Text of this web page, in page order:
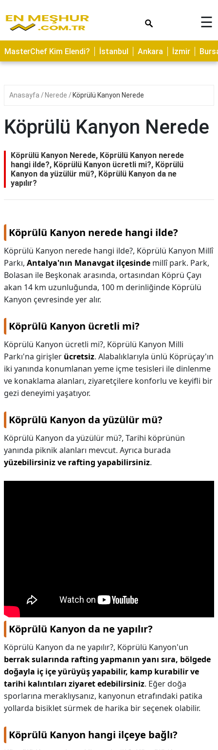
ASTROLOJİ
SAĞLIK
YERLER
NEDİR
KAMP
ALANLARI
KAPLICALAR
İLETİŞİM
☰
MasterChef Kim Elendi? İstanbul Ankara İzmir
Anasayfa Nerede Köprülü Kanyon Nerede
Köprülü Kanyon Nerede
Köprülü Kanyon Nerede, Köprülü Kanyon nerede
hangi ilde?, Köprülü Kanyon ücretli mi?, Köprülü
Kanyon da yüzülür mü?, Köprülü Kanyon da ne
yapılır?
Köprülü Kanyon nerede hangi ilde?
Köprülü Kanyon nerede hangi ilde?, Köprülü Kanyon Millî
Parkı, Antalya'nın Manavgat ilçesinde millî park. Park,
Bolasan ile Beşkonak arasında, ortasından Köprü Çayı
akan 14 km uzunluğunda, 100 m derinliğinde Köprülü
Kanyon çevresinde yer alır.
Köprülü Kanyon ücretli mi?
Köprülü Kanyon ücretli mi?, Köprülü Kanyon Milli
Parkı'na girişler ücretsiz. Alabalıklarıyla ünlü Köprüçay'ın
iki yanında konumlanan yeme içme tesisleri ile dinlenme
ve konaklama alanları, ziyaretçilere konforlu ve keyifli bir
gezi deneyimi yaşatıyor.
Köprülü Kanyon da yüzülür mü?
Köprülü Kanyon da yüzülür mü?, Tarihi köprünün
yanında piknik alanları mevcut. Ayrıca burada
yüzebilirsiniz ve rafting yapabilirsiniz.
Köprülü Kanyon da ne yapılır?
Köprülü Kanyon da ne yapılır?, Köprülü Kanyon'un
berrak sularında rafting yapmanın yanı sıra, bölgede
doğayla iç içe yürüyüş yapabilir, kamp kurabilir ve
tarihi kalıntıları ziyaret edebilirsiniz. Eğer doğa
sporlarına meraklıysanız, kanyonun etrafındaki patika
yollarda bisiklet sürmek de harika bir seçenek olabilir.
Köprülü Kanyon hangi ilçeye bağlı?